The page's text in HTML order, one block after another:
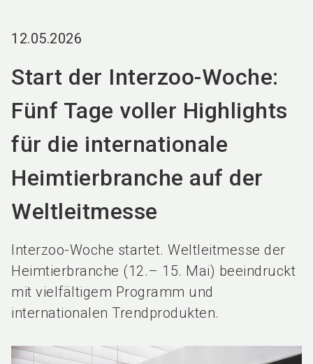
12.05.2026
Start der Interzoo-Woche:
Fünf Tage voller Highlights
für die internationale
Heimtierbranche auf der
Weltleitmesse
Interzoo-Woche startet. Weltleitmesse der
Heimtierbranche (12.– 15. Mai) beeindruckt
mit vielfältigem Programm und
internationalen Trendprodukten.